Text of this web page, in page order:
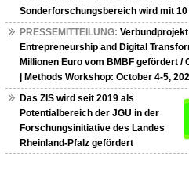
Sonderforschungsbereich wird mit
PRESSEMITTEILUNG: Verbundprojekt
Entrepreneurship and Digital
Millionen Euro vom BMBF gefördert /
| Methods Workshop: October 4-5,
Das ZIS wird seit 2019 als
Potentialbereich der JGU in der
Forschungsinitiative des Landes
Rheinland-Pfalz gefördert